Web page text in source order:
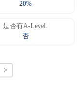
20%
是否有A-Level:
否
>